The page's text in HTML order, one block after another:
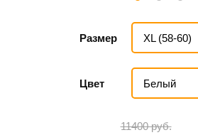
Размер XL (58-60)
Цвет Белый
11400 руб.